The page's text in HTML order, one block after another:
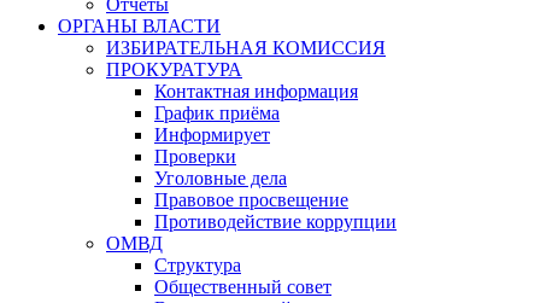
Отчёты
ОРГАНЫ ВЛАСТИ
ИЗБИРАТЕЛЬНАЯ КОМИССИЯ
ПРОКУРАТУРА
Контактная информация
График приёма
Информирует
Проверки
Уголовные дела
Правовое просвещение
Противодействие коррупции
ОМВД
Структура
Общественный совет